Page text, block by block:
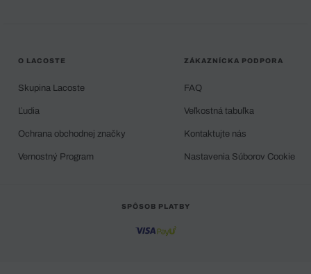
O LACOSTE
Skupina Lacoste
Ľudia
Ochrana obchodnej značky
Vernostný Program
ZÁKAZNÍCKA PODPORA
FAQ
Veľkostná tabuľka
Kontaktujte nás
Nastavenia Súborov Cookie
SPÔSOB PLATBY